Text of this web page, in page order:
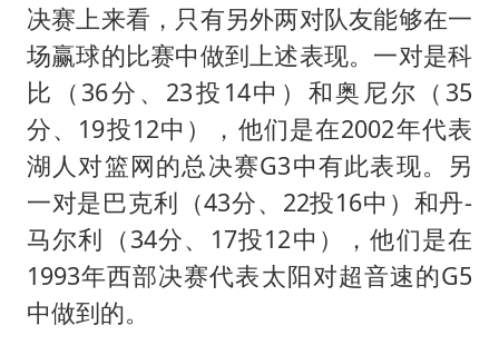
决赛上来看，只有另外两对队友能够在一
场赢球的比赛中做到上述表现。一对是科
比（36分、23投14中）和奥尼尔（35
分、19投12中），他们是在2002年代表
湖人对篮网的总决赛G3中有此表现。另
一对是巴克利（43分、22投16中）和丹-
马尔利（34分、17投12中），他们是在
1993年西部决赛代表太阳对超音速的G5
中做到的。